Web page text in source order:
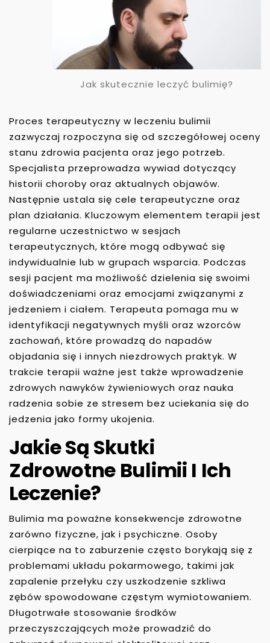
Jak skutecznie leczyć bulimię?
Proces terapeutyczny w leczeniu bulimii
zazwyczaj rozpoczyna się od szczegółowej oceny
stanu zdrowia pacjenta oraz jego potrzeb.
Specjalista przeprowadza wywiad dotyczący
historii choroby oraz aktualnych objawów.
Następnie ustala się cele terapeutyczne oraz
plan działania. Kluczowym elementem terapii jest
regularne uczestnictwo w sesjach
terapeutycznych, które mogą odbywać się
indywidualnie lub w grupach wsparcia. Podczas
sesji pacjent ma możliwość dzielenia się swoimi
doświadczeniami oraz emocjami związanymi z
jedzeniem i ciałem. Terapeuta pomaga mu w
identyfikacji negatywnych myśli oraz wzorców
zachowań, które prowadzą do napadów
objadania się i innych niezdrowych praktyk. W
trakcie terapii ważne jest także wprowadzenie
zdrowych nawyków żywieniowych oraz nauka
radzenia sobie ze stresem bez uciekania się do
jedzenia jako formy ukojenia.
Jakie Są Skutki
Zdrowotne Bulimii I Ich
Leczenie?
Bulimia ma poważne konsekwencje zdrowotne
zarówno fizyczne, jak i psychiczne. Osoby
cierpiące na to zaburzenie często borykają się z
problemami układu pokarmowego, takimi jak
zapalenie przełyku czy uszkodzenie szkliwa
zębów spowodowane częstym wymiotowaniem.
Długotrwałe stosowanie środków
przeczyszczających może prowadzić do